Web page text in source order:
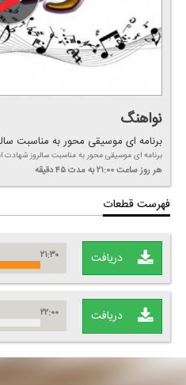
نواهنگ
برنامه ای موسیقی محور به مناسبت
برنامه ای موسیقی محور به مناسبت سالروز شهادت
هر روزساعت ۲۱:۰۰ به مدت ۴۵ دقیقه
فهرست قطعات
دریافت ۲۱:۳۰
دریافت ۲۲:۰۰